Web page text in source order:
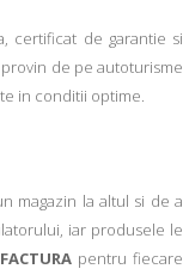
certificat de garantie si
de pe autoturisme
in conditii optime.
magazin la altul si de a
iar produsele le
pentru fiecare